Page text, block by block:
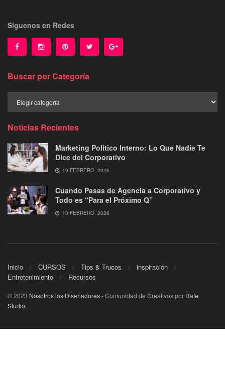
Síguenos en Redes
Buscar por Categoría
por
Noticias Recientes
Marketing Político Interno: Lo Que Nadie Te
Dice del Corporativo
10 FEBRERO, 2026
Cuando Pasas de Agencia a Corporativo y
Todo es “Para el Próximo Q”
10 FEBRERO, 2026
Inicio CURSOS Tips & Trucos
inspiración
Entretenimiento
Recursos
© 2023 Nosotros los Diseñadores- Comunidad de Creativos por Rafe
Studio.